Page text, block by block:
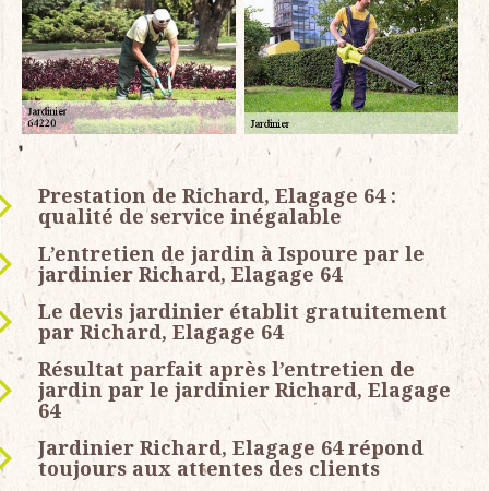
Prestation de Richard, Elagage 64 :
qualité de service inégalable
L’entretien de jardin à Ispoure par le
jardinier Richard, Elagage 64
Le devis jardinier établit gratuitement
par Richard, Elagage 64
Résultat parfait après l’entretien de
jardin par le jardinier Richard, Elagage
64
Jardinier Richard, Elagage 64 répond
toujours aux attentes des clients